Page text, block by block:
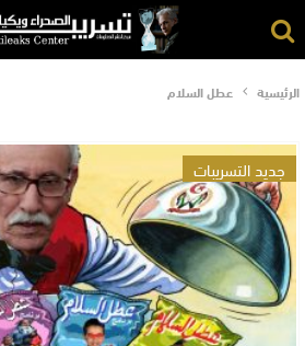
الرئيسية عطل السلام
جديد التسريبات